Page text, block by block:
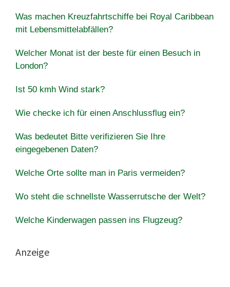
Was machen Kreuzfahrtschiffe bei Royal Caribbean
mit Lebensmittelabfällen?
Welcher Monat ist der beste für einen Besuch in
London?
Ist 50 kmh Wind stark?
Wie checke ich für einen Anschlussflug ein?
Was bedeutet Bitte verifizieren Sie Ihre
eingegebenen Daten?
Welche Orte sollte man in Paris vermeiden?
Wo steht die schnellste Wasserrutsche der Welt?
Welche Kinderwagen passen ins Flugzeug?
Anzeige